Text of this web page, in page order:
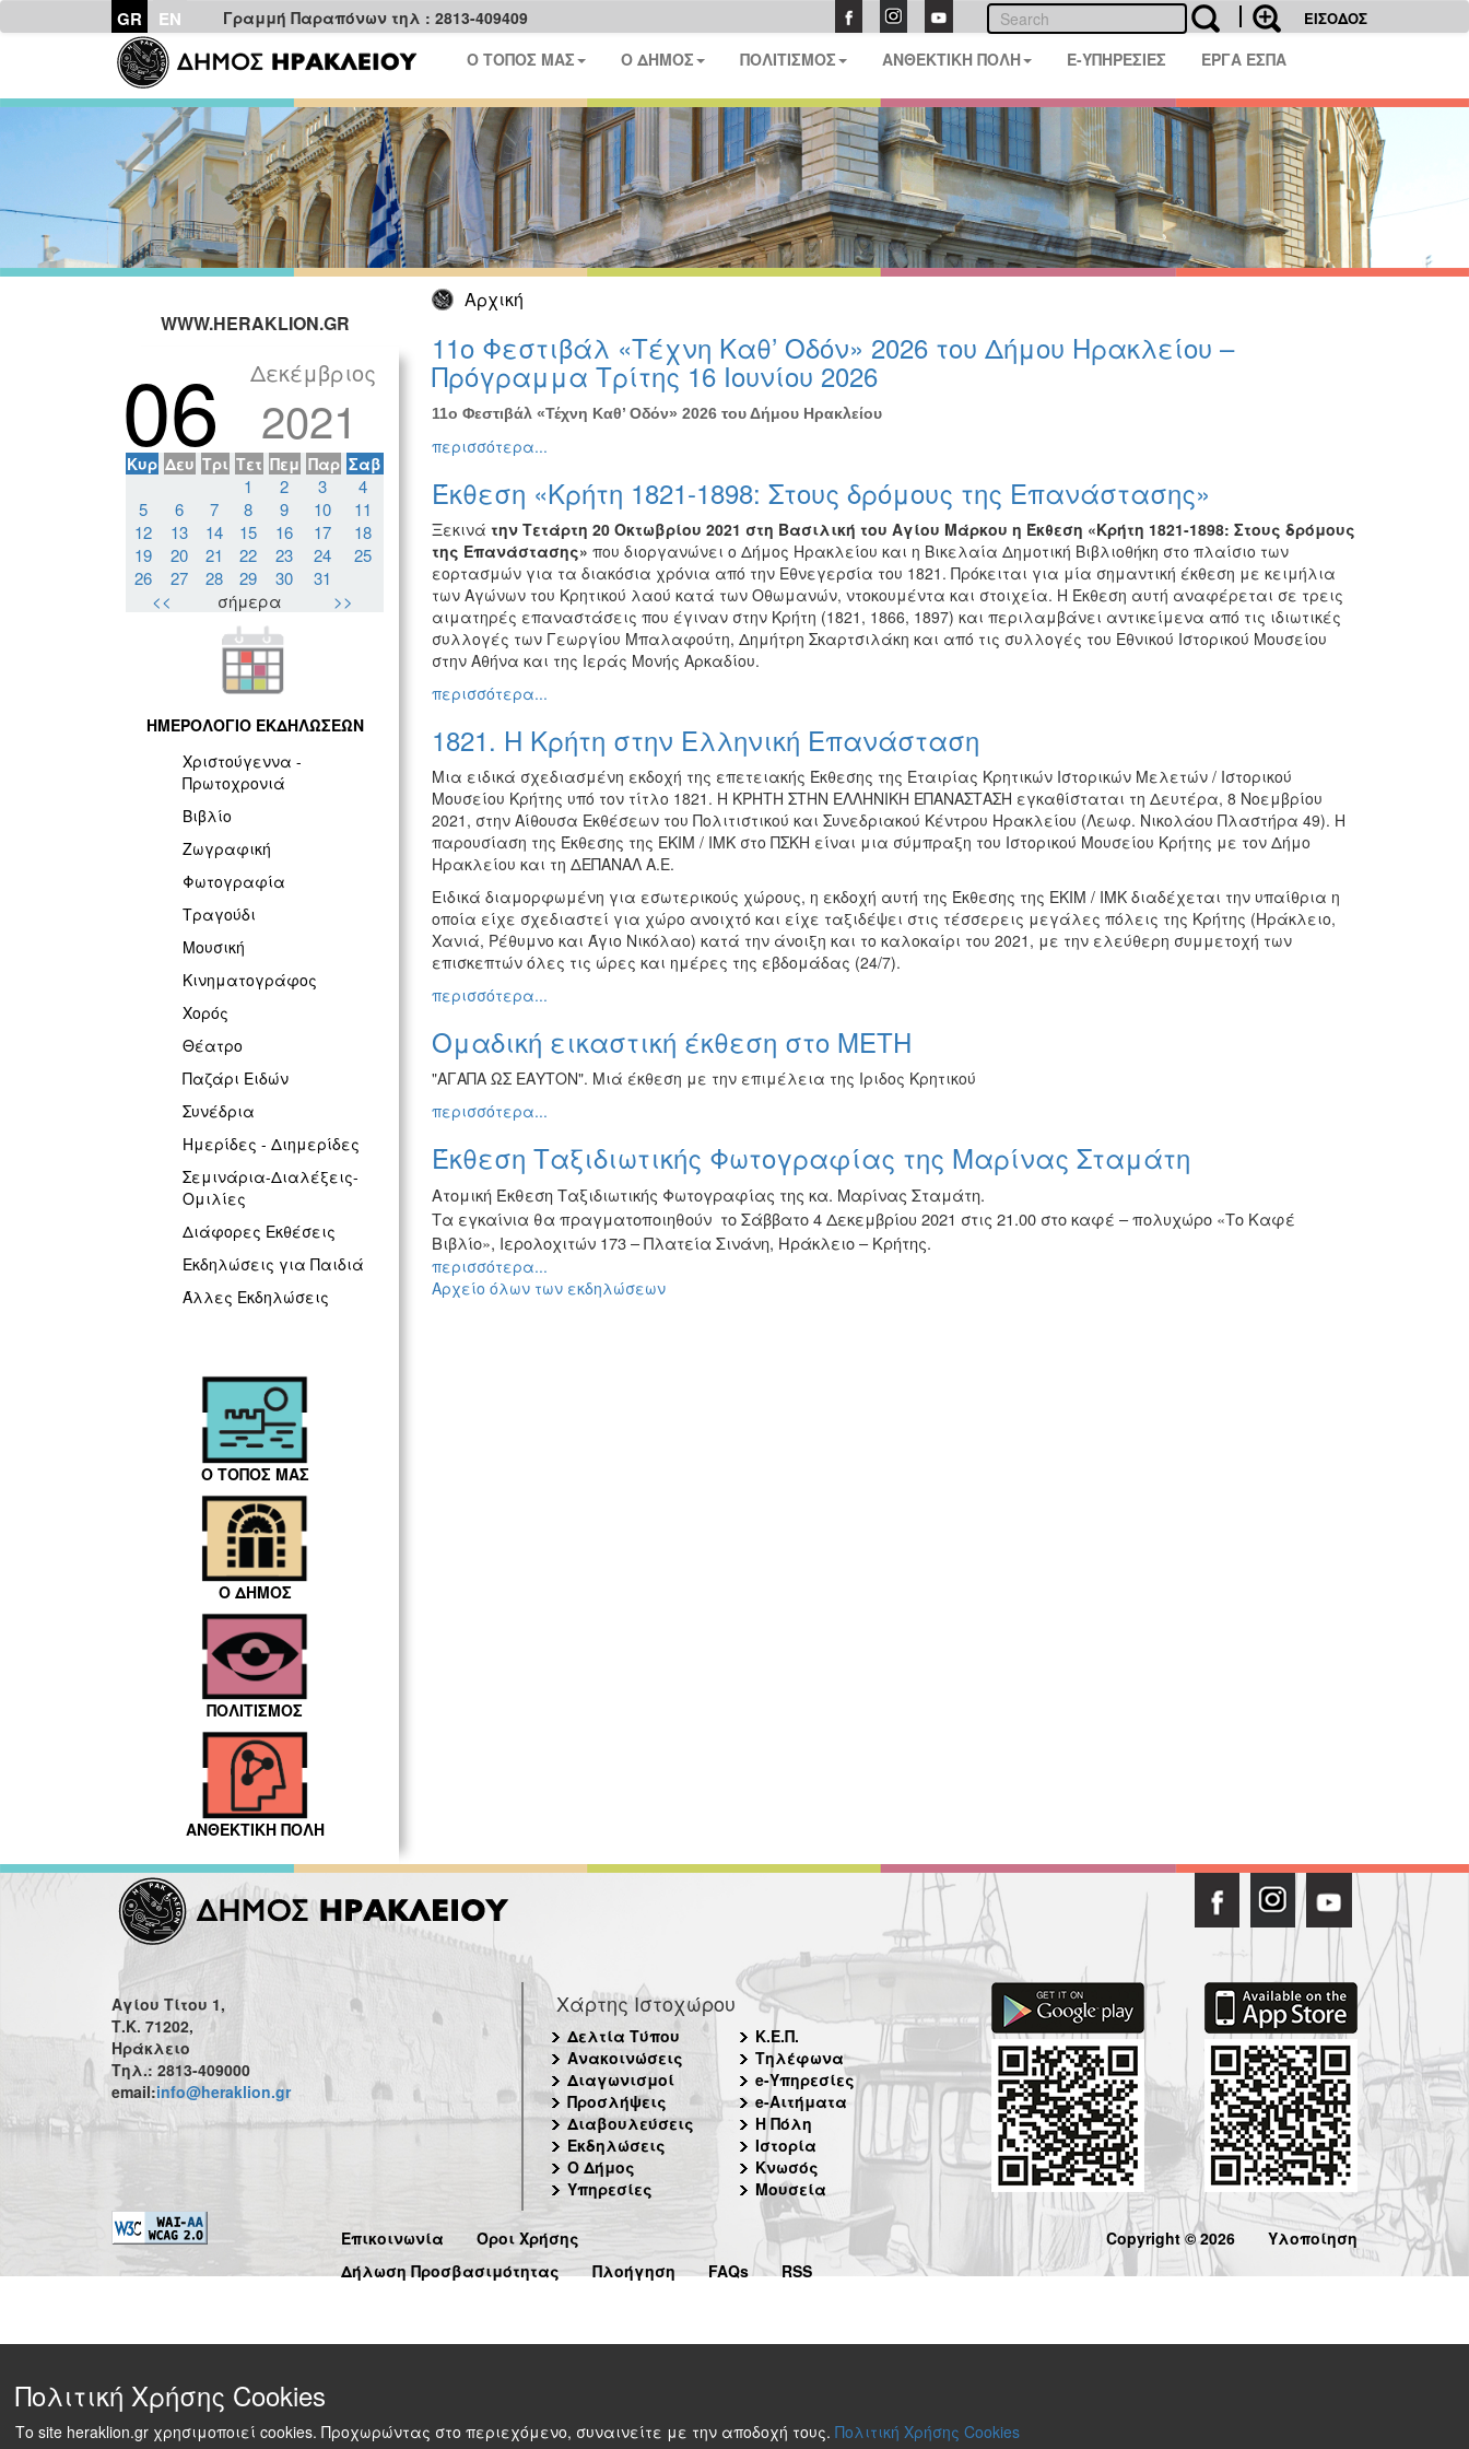
GR EN Γραμμή Παραπόνων τηλ : 2813-409409 ΕΙΣΟΔΟΣ
Ο ΤΟΠΟΣ ΜΑΣ Ο ΔΗΜΟΣ ΠΟΛΙΤΙΣΜΟΣ ΑΝΘΕΚΤΙΚΗ ΠΟΛΗ E-ΥΠΗΡΕΣΙΕΣ ΕΡΓΑ ΕΣΠΑ
Αρχική
WWW.HERAKLION.GR
06 Δεκέμβριος
2021
Κυρ Δευ Τρι Τετ Πεμ Παρ Σαβ
1 2 3
4
5
6 7 8 9 10
11
12
13 14 15 16 17
18
19
20 21 22 23 24
25
26
27 28 29 30
31
<<
σήμερα >>
ΗΜΕΡΟΛΟΓΙΟ ΕΚΔΗΛΩΣΕΩΝ
Χριστούγεννα -
Πρωτοχρονιά
Βιβλίο
Ζωγραφική
Φωτογραφία
Τραγούδι
Μουσική
Κινηματογράφος
Χορός
Θέατρο
Παζάρι Ειδών
Συνέδρια
Ημερίδες - Διημερίδες
Σεμινάρια-Διαλέξεις-
Ομιλίες
Διάφορες Εκθέσεις
Εκδηλώσεις για Παιδιά
Άλλες Εκδηλώσεις
Ο ΤΟΠΟΣ ΜΑΣ
Ο ΔΗΜΟΣ
ΠΟΛΙΤΙΣΜΟΣ
ΑΝΘΕΚΤΙΚΗ ΠΟΛΗ
11ο Φεστιβάλ «Τέχνη Καθ’ Οδόν» 2026 του Δήμου Ηρακλείου –
Πρόγραμμα Τρίτης 16 Ιουνίου 2026
11ο Φεστιβάλ «Τέχνη Καθ’ Οδόν» 2026 του Δήμου Ηρακλείου
περισσότερα...
Έκθεση «Κρήτη 1821-1898: Στους δρόμους της Επανάστασης»
Ξεκινά την Τετάρτη 20 Οκτωβρίου 2021 στη Βασιλική του Αγίου Μάρκου η Έκθεση «Κρήτη 1821-1898: Στους δρόμους
της Επανάστασης» που διοργανώνει ο Δήμος Ηρακλείου και η Βικελαία Δημοτική Βιβλιοθήκη στο πλαίσιο των
εορτασμών για τα διακόσια χρόνια από την Εθνεγερσία του 1821. Πρόκειται για μία σημαντική έκθεση με κειμήλια
των Αγώνων του Κρητικού λαού κατά των Οθωμανών, ντοκουμέντα και στοιχεία. Η Έκθεση αυτή αναφέρεται σε τρεις
αιματηρές επαναστάσεις που έγιναν στην Κρήτη (1821, 1866, 1897) και περιλαμβάνει αντικείμενα από τις ιδιωτικές
συλλογές των Γεωργίου Μπαλαφούτη, Δημήτρη Σκαρτσιλάκη και από τις συλλογές του Εθνικού Ιστορικού Μουσείου
στην Αθήνα και της Ιεράς Μονής Αρκαδίου.
περισσότερα...
1821. Η Κρήτη στην Ελληνική Επανάσταση
Μια ειδικά σχεδιασμένη εκδοχή της επετειακής Έκθεσης της Εταιρίας Κρητικών Ιστορικών Μελετών / Ιστορικού
Μουσείου Κρήτης υπό τον τίτλο 1821. Η ΚΡΗΤΗ ΣΤΗΝ ΕΛΛΗΝΙΚΗ ΕΠΑΝΑΣΤΑΣΗ εγκαθίσταται τη Δευτέρα, 8 Νοεμβρίου
2021, στην Αίθουσα Εκθέσεων του Πολιτιστικού και Συνεδριακού Κέντρου Ηρακλείου (Λεωφ. Νικολάου Πλαστήρα 49). Η
παρουσίαση της Έκθεσης της ΕΚΙΜ / ΙΜΚ στο ΠΣΚΗ είναι μια σύμπραξη του Ιστορικού Μουσείου Κρήτης με τον Δήμο
Ηρακλείου και τη ΔΕΠΑΝΑΛ Α.Ε.
Ειδικά διαμορφωμένη για εσωτερικούς χώρους, η εκδοχή αυτή της Έκθεσης της ΕΚΙΜ / ΙΜΚ διαδέχεται την υπαίθρια η
οποία είχε σχεδιαστεί για χώρο ανοιχτό και είχε ταξιδέψει στις τέσσερεις μεγάλες πόλεις της Κρήτης (Ηράκλειο,
Χανιά, Ρέθυμνο και Άγιο Νικόλαο) κατά την άνοιξη και το καλοκαίρι του 2021, με την ελεύθερη συμμετοχή των
επισκεπτών όλες τις ώρες και ημέρες της εβδομάδας (24/7).
περισσότερα...
Ομαδική εικαστική έκθεση στο ΜΕΤΗ
"ΑΓΑΠΑ ΩΣ ΕΑΥΤΟΝ". Μιά έκθεση με την επιμέλεια της Ιριδος Κρητικού
περισσότερα...
Έκθεση Ταξιδιωτικής Φωτογραφίας της Μαρίνας Σταμάτη
Ατομική Έκθεση Ταξιδιωτικής Φωτογραφίας της κα. Μαρίνας Σταμάτη.
Τα εγκαίνια θα πραγματοποιηθούν το Σάββατο 4 Δεκεμβρίου 2021 στις 21.00 στο καφέ – πολυχώρο «Το Καφέ
Βιβλίο», Ιερολοχιτών 173 – Πλατεία Σινάνη, Ηράκλειο – Κρήτης.
περισσότερα...
Αρχείο όλων των εκδηλώσεων
Αγίου Τίτου 1,
Τ.Κ. 71202,
Ηράκλειο
Τηλ.: 2813-409000
email:info@heraklion.gr
Χάρτης Ιστοχώρου
Δελτία Τύπου
Ανακοινώσεις
Διαγωνισμοί
Προσλήψεις
Διαβουλεύσεις
Εκδηλώσεις
Ο Δήμος
Υπηρεσίες
Κ.Ε.Π.
Τηλέφωνα
e-Υπηρεσίες
e-Αιτήματα
Η Πόλη
Ιστορία
Κνωσός
Μουσεία
Επικοινωνία
Όροι Χρήσης
Δήλωση Προσβασιμότητας
Πλοήγηση FAQs RSS
Copyright © 2026 Υλοποίηση
Πολιτική Χρήσης Cookies
Το site heraklion.gr χρησιμοποιεί cookies. Προχωρώντας στο περιεχόμενο, συναινείτε με την αποδοχή τους. Πολιτική Χρήσης Cookies